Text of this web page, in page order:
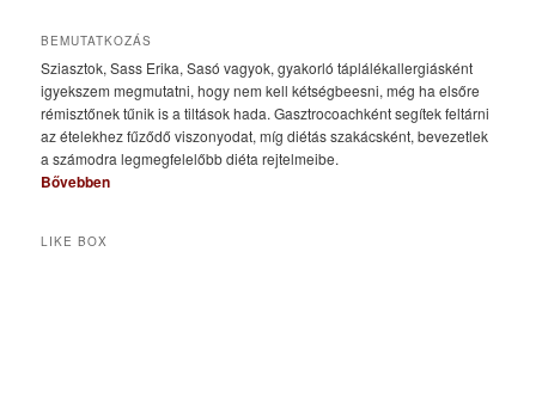
BEMUTATKOZÁS
Sziasztok, Sass Erika, Sasó vagyok, gyakorló táplálékallergiásként
igyekszem megmutatni, hogy nem kell kétségbeesni, még ha elsőre
rémisztőnek tűnik is a tiltások hada. Gasztrocoachként segítek feltárni
az ételekhez fűződő viszonyodat, míg diétás szakácsként, bevezetlek
a számodra legmegfelelőbb diéta rejtelmeibe.
Bővebben
LIKE BOX